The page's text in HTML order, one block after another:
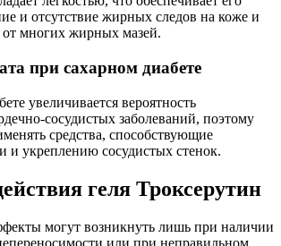
и отсутствие жирных следов на коже и
от многих жирных мазей.
при сахарном диабете
увеличивается вероятность
сосудистых заболеваний, поэтому
средства, способствующие
и укреплению сосудистых стенок.
геля Троксерутин
могут возникнуть лишь при наличии
или при неправильном